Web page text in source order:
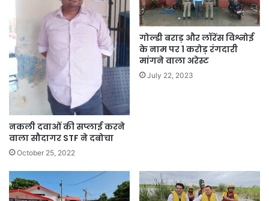
नकली दवाओं की सप्लाई करने
वाला सौदागर STF ने दबोचा
October 25, 2022
गोल्डी बराड़ और लॉरेंस विश्नोई
के नाम पर 1 करोड़ रंगदारी
मांगने वाला अरेस्ट
July 22, 2023